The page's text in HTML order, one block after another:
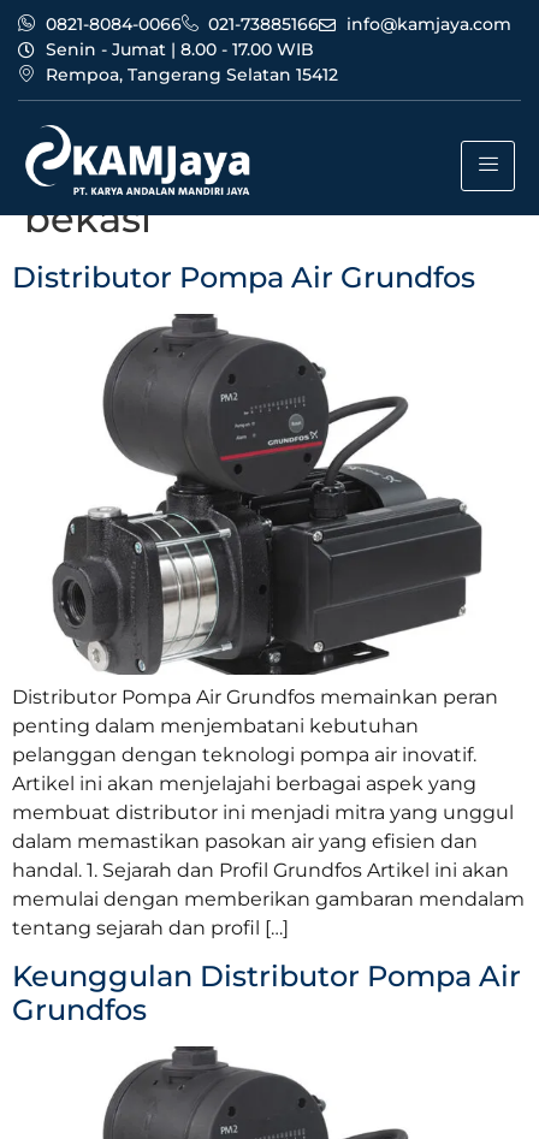
0821-8084-0066 021-73885166
info@kamjaya.com
Senin - Jumat | 8.00 - 17.00 WIB
Rempoa, Tangerang Selatan 15412
Tag:
air grundfos murah
bekasi
Distributor Pompa Air Grundfos
Distributor Pompa Air Grundfos memainkan peran
penting dalam menjembatani kebutuhan
pelanggan dengan teknologi pompa air inovatif.
Artikel ini akan menjelajahi berbagai aspek yang
membuat distributor ini menjadi mitra yang unggul
dalam memastikan pasokan air yang efisien dan
handal. 1. Sejarah dan Profil Grundfos Artikel ini akan
memulai dengan memberikan gambaran mendalam
tentang sejarah dan profil […]
Keunggulan Distributor Pompa Air
Grundfos